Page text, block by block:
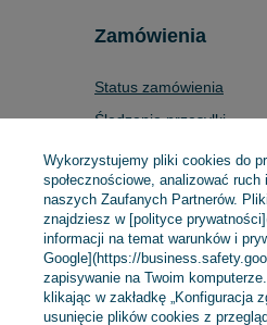
Zamówienia
Status zamówienia
Śledzenie przesyłki
Chcę zareklamować
Chcę zwrócić produkt
Chcę wymienić towar
Kontakt
Wykorzystujemy pliki cookies do
społecznościowe, analizować
naszych Zaufanych Partnerów.
znajdziesz w [polityce
informacji na temat warunków i
Google](https://
zapisywanie na Twoim
klikając w zakładkę „Konfiguracja
usunięcie plików cookies z